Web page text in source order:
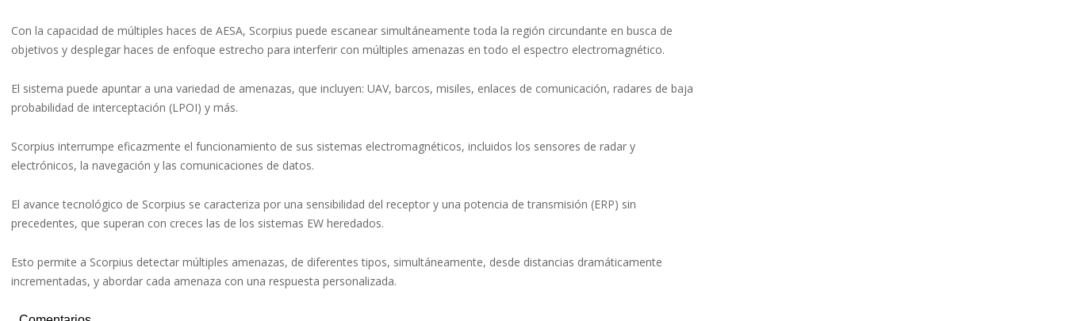
Con la capacidad de múltiples haces de AESA, Scorpius puede escanear simultáneamente toda la región circundante en busca de
objetivos y desplegar haces de enfoque estrecho para interferir con múltiples amenazas en todo el espectro electromagnético.
El sistema puede apuntar a una variedad de amenazas, que incluyen: UAV, barcos, misiles, enlaces de comunicación, radares de baja
probabilidad de interceptación (LPOI) y más.
Scorpius interrumpe eficazmente el funcionamiento de sus sistemas electromagnéticos, incluidos los sensores de radar y
electrónicos, la navegación y las comunicaciones de datos.
El avance tecnológico de Scorpius se caracteriza por una sensibilidad del receptor y una potencia de transmisión (ERP) sin
precedentes, que superan con creces las de los sistemas EW heredados.
Esto permite a Scorpius detectar múltiples amenazas, de diferentes tipos, simultáneamente, desde distancias dramáticamente
incrementadas, y abordar cada amenaza con una respuesta personalizada.